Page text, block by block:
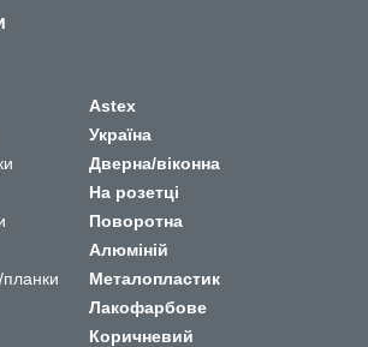
Astex
Україна
Дверна/віконна
На розетці
Поворотна
Алюміній
планки
Металопластик
Лакофарбове
Коричневий